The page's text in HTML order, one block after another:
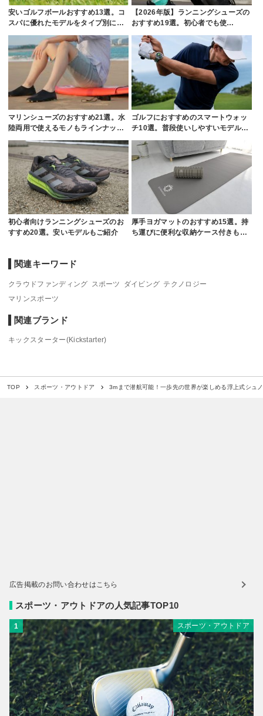
安いゴルフボールおすすめ13選。コ
スパに優れたモデルをタイプ別に…
【2026年版】ランニングシューズの
おすすめ19選。初心者でも使…
マリンシューズのおすすめ21選。水
陸両用で使えるモノもラインナッ…
ゴルフにおすすめのスマートウォッ
チ10選。普段使いしやすいモデル…
初心者向けランニングシューズのお
すすめ20選。安いモデルもご紹介
厚手ヨガマットのおすすめ15選。持
ち運びに便利な収納ケース付きも…
関連キーワード
クラウドファンディング スポーツ ダイビング テクノロジー
マリンスポーツ
関連ブランド
キックスターター(Kickstarter)
TOP スポーツ・アウトドア 3mまで潜航可能！一歩先の世界が楽しめる浮上式シュ
広告掲載のお問い合わせはこちら
スポーツ・アウトドアの人気記事TOP10
1 スポーツ・アウトドア